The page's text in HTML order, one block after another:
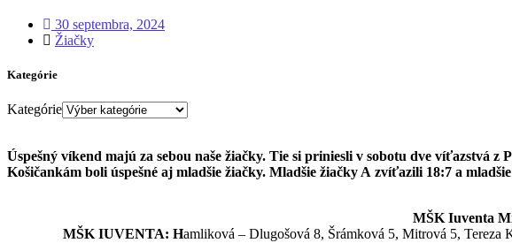
30 septembra, 2024
Žiačky
Kategórie
Kategórie
Úspešný víkend majú za sebou naše žiačky. Tie si priniesli v sobotu dve víťazstvá
Košičankám boli úspešné aj mladšie žiačky. Mladšie žiačky A zvíťazili 18:7 a
MŠK Iuventa
MŠK IUVENTA: Hamliková – Dlugošová 8, Šrámková 5, Mitrová 5, Tereza